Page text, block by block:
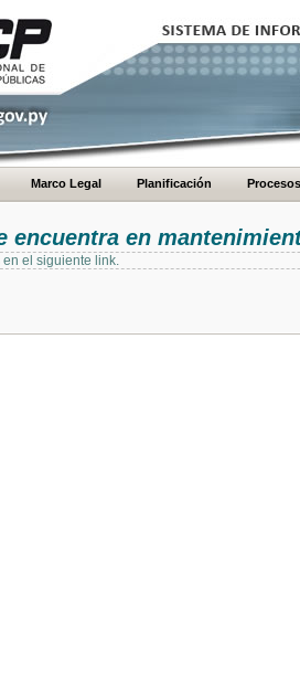
Marco Legal Planificación Procesos
encuentra en
el siguiente link.